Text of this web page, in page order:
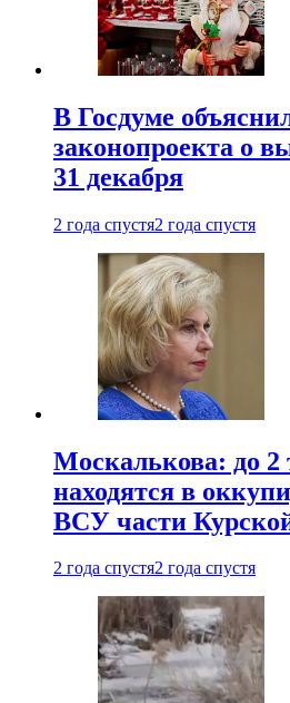
В Госдуме
законопроекта о
31 декабря
2 года спустя2 года спустя
Москалькова: до 2
находятся в
ВСУ части
2 года спустя2 года спустя